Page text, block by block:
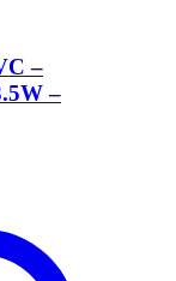
–
–